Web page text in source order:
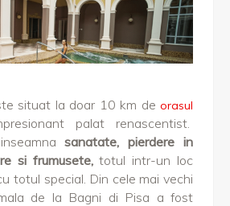
situat la doar 10 km de orasul
palat renascentist.
sanatate, pierdere in
si frumusete,totul intr-un loc
totul special. Din cele mai vechi
de la Bagni di Pisa a fost